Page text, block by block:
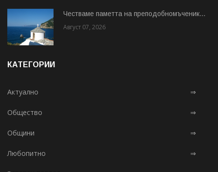
Честваме паметта на преподобномъченик...
Август 07, 2026
КАТЕГОРИИ
Актуално ⇒
Общество ⇒
Общини ⇒
Любопитно ⇒